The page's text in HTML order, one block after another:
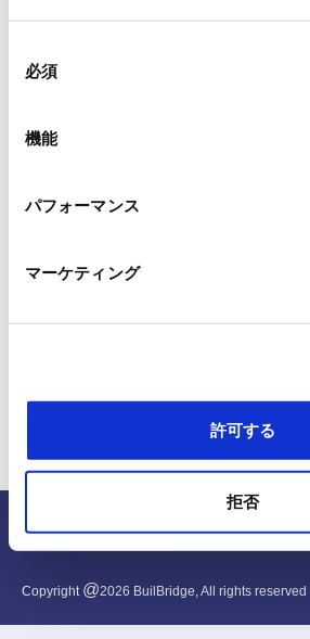
必須
機能
パフォーマンス
マーケティング
許可する
拒否
English
Copyright @2026 BuilBridge, All rights reserved